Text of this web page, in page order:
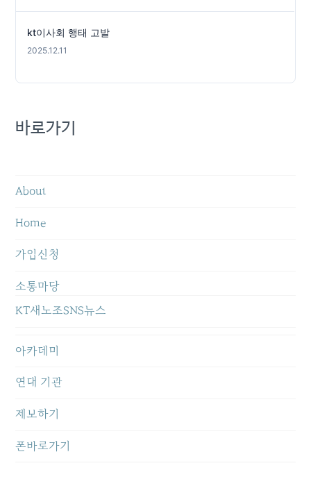
kt이사회 행태 고발
2025.12.11
바로가기
About
Home
가입신청
소통마당
KT새노조SNS뉴스
아카데미
연대 기관
제보하기
폰바로가기